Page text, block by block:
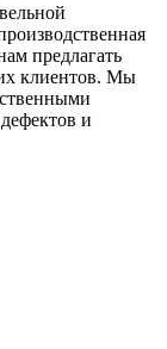
предлагать
клиентов. Мы
и